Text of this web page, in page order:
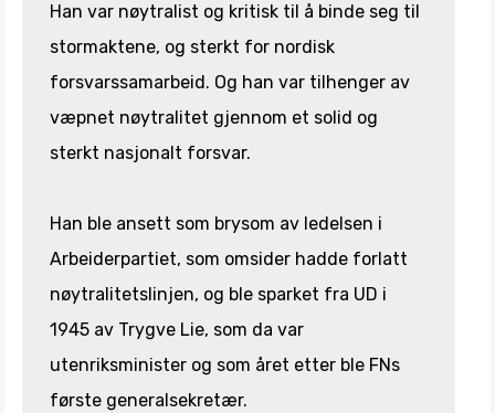
Han var nøytralist og kritisk til å binde seg til
stormaktene, og sterkt for nordisk
forsvarssamarbeid. Og han var tilhenger av
væpnet nøytralitet gjennom et solid og
sterkt nasjonalt forsvar.
Han ble ansett som brysom av ledelsen i
Arbeiderpartiet, som omsider hadde forlatt
nøytralitetslinjen, og ble sparket fra UD i
1945 av Trygve Lie, som da var
utenriksminister og som året etter ble FNs
første generalsekretær.